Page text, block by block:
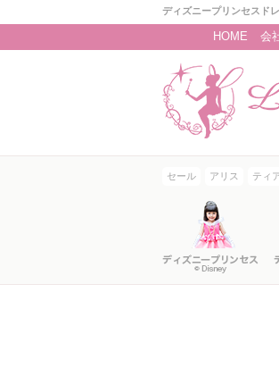
ディズニープリンセスド
HOME
会
セール アリス ティ